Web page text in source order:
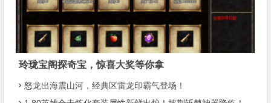
玲珑宝阁探奇宝，惊喜大奖等你拿
怒龙出海震山河，经典区雷龙印霸气登场！